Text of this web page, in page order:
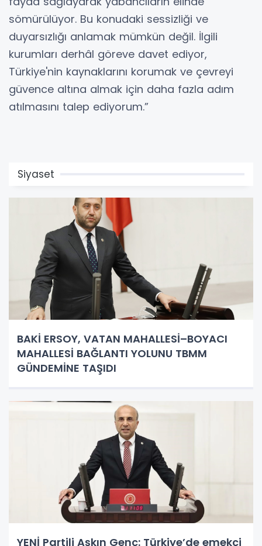
sömürülüyor. Bu konudaki sessizliği ve
duyarsızlığı anlamak mümkün değil. İlgili
kurumları derhâl göreve davet ediyor,
Türkiye'nin kaynaklarını korumak ve çevreyi
güvence altına almak için daha fazla adım
atılmasını talep ediyorum.”
Siyaset
BAKİ ERSOY, VATAN MAHALLESİ–BOYACI
MAHALLESİ BAĞLANTI YOLUNU TBMM
GÜNDEMİNE TAŞIDI
YENİ Partili Aşkın Genç: Türkiye’de emekçi